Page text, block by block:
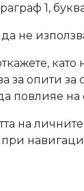
1,
не
като
за опити за
повлияе на
на